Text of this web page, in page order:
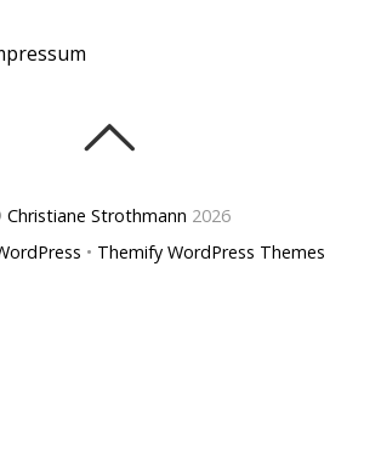
Christiane Strothmann 2026
• Themify WordPress Themes